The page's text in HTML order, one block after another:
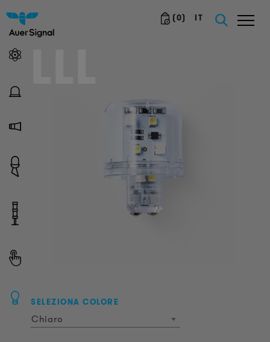
(0) IT
SELEZIONA COLORE
Chiaro